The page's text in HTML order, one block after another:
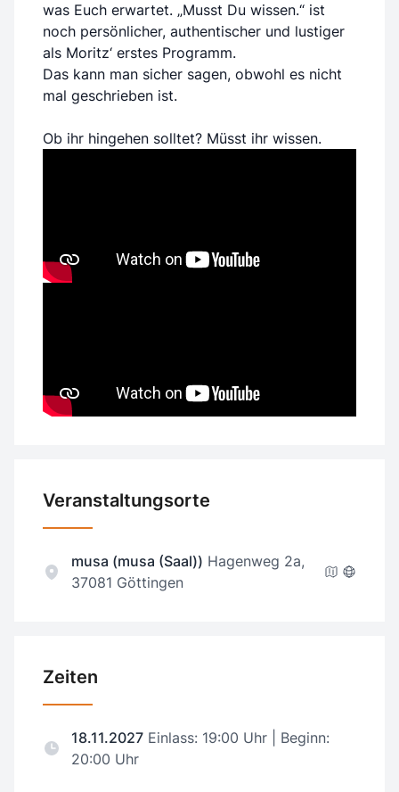
was Euch erwartet. „Musst Du wissen.“ ist
noch persönlicher, authentischer und lustiger
als Moritz‘ erstes Programm.
Das kann man sicher sagen, obwohl es nicht
mal geschrieben ist.
Ob ihr hingehen solltet? Müsst ihr wissen.
Veranstaltungsorte
musa (musa (Saal)) Hagenweg 2a,
37081 Göttingen
Zeiten
18.11.2027 Einlass: 19:00 Uhr | Beginn:
20:00 Uhr